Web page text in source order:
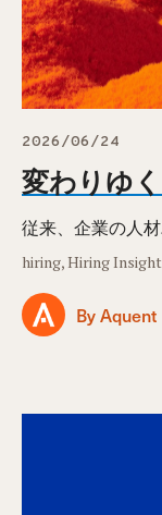
2026/06/24
変わりゆ
従来、企業の人
hiring, Hiring
By Aquent